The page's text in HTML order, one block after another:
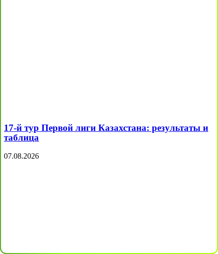
17-й тур Первой лиги Казахстана: результаты и
таблица
07.08.2026